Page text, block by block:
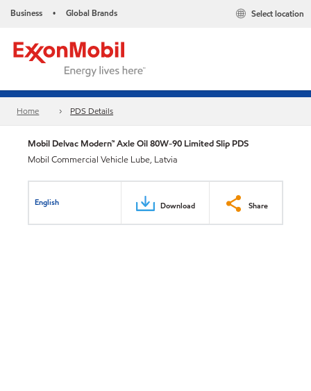
Business • Global Brands Select location
Home PDS Details
Mobil Delvac Modern™ Axle Oil 80W-90 Limited Slip PDS
Mobil Commercial Vehicle Lube, Latvia
English Download Share